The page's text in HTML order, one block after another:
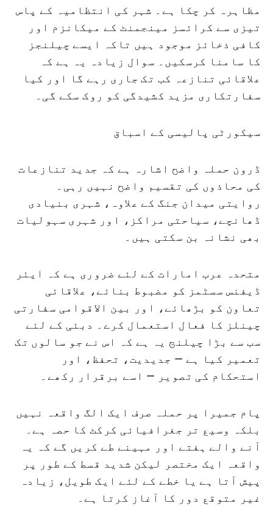
مظاہرہ کر چکا ہے۔ شہر کی انتظامیہ کے پاس
تیزی سے کرائسز مینجمنٹ کے میکانزم اور
کافی ذخائز موجود ہیں تاکہ ایسے چیلنجز
کا سامنا کرسکیں۔ سوال زیادہ یہ ہے کہ
علاقائی تنازعہ کب تک جاری رہے گا اور کیا
سفارتکاری مزید کشیدگی کو روک سکے گی۔
سیکورٹی پالیسی کے اسباق
ڈرون حملہ واضح اشارہ ہے کہ جدید تنازعات
کی محاذوں کی تقسیم واضح نہیں رہی۔
روایتی میدان جنگ کے علاوہ، شہری بنیادی
ڈھانچے، سیاحتی مراکز، اور شہری سہولیات
بھی نشانہ بن سکتی ہیں۔
متحدہ عرب امارات کے لئے ضروری ہے کہ ایئر
ڈیفنس سسٹمز کو مضبوط بنائے، علاقائی
تعاون کو بڑھائے، اور بین الاقوامی سفارتی
چینلز کا فعال استعمال کرے۔ دبئی کے لئے
سب سے بڑا چیلنج یہ ہے کہ اس نے جو سالوں تک
تعمیر کیا ہے — جدیدیت، تحفظ، اور
استحکام کی تصویر — اسے برقرار رکھے۔
پام جمیرا پر حملہ صرف ایک الگ واقعہ نہیں
بلکہ وسیع تر جغرافیائی کرکٹ کا حصہ ہے۔
آنے والے ہفتے اور مہینے طے کریں گے کہ یہ
واقعہ ایک مختصر لیکن شدید قسط کے طور پر
پیش آتا ہے یا خطے کے لئے ایک طویل، زیادہ
غیر متوقع دور کا آغاز کرتا ہے۔